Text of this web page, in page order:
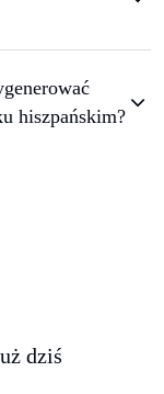
hiszpańskim?
dziś